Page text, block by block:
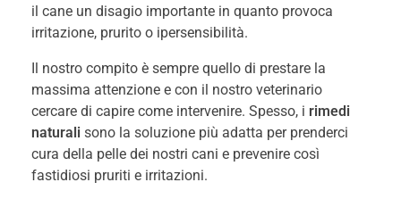
il cane un disagio importante in quanto provoca
irritazione, prurito o ipersensibilità.
Il nostro compito è sempre quello di prestare la
massima attenzione e con il nostro veterinario
cercare di capire come intervenire. Spesso, i rimedi
naturali sono la soluzione più adatta per prenderci
cura della pelle dei nostri cani e prevenire così
fastidiosi pruriti e irritazioni.